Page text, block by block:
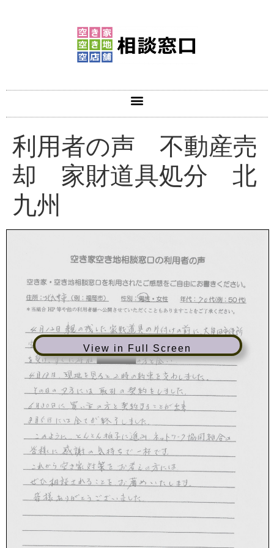
利用者の声 不動産売
却 家財道具処分 北
九州
View in Full Screen